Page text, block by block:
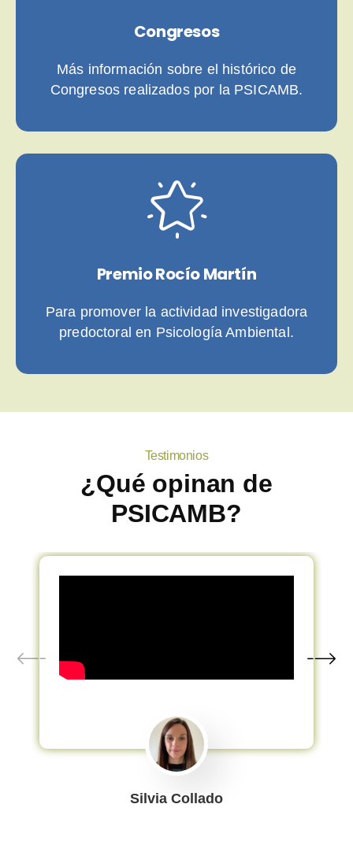
Congresos
Más información sobre el histórico de
Congresos realizados por la PSICAMB.
Premio Rocío Martín
Para promover la actividad investigadora
predoctoral en Psicología Ambiental.
Testimonios
¿Qué opinan de
PSICAMB?
Silvia Collado